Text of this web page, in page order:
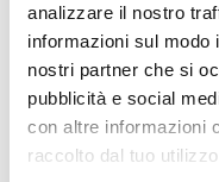
analizzare il nostro
informazioni sul
nostri partner che si
pubblicità e social
con altre informazioni
raccolto dal tuo
MODALITA’
ILRINNOVO